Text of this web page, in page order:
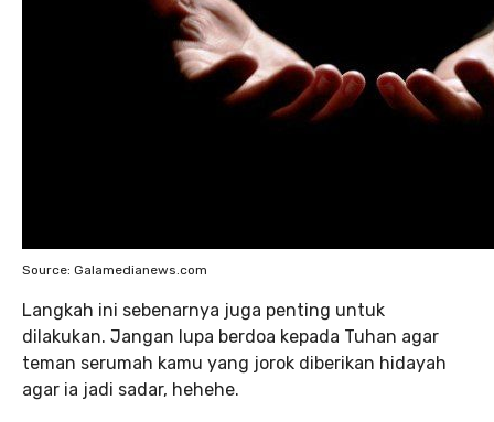
Source: Galamedianews.com
Langkah ini sebenarnya juga penting untuk
dilakukan. Jangan lupa berdoa kepada Tuhan agar
teman serumah kamu yang jorok diberikan hidayah
agar ia jadi sadar, hehehe.